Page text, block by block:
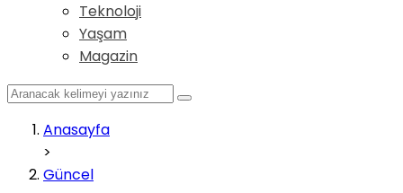
Teknoloji
Yaşam
Magazin
Anasayfa
>
Güncel